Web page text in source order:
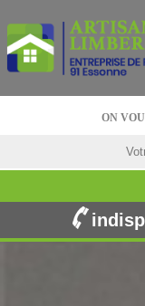
ON